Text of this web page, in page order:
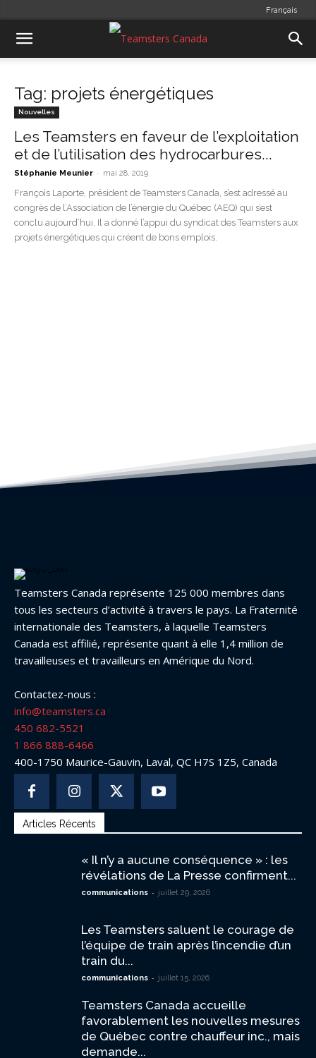
Français
Tag: projets énergétiques
Nouvelles
Les Teamsters en faveur de l’exploitation
et de l’utilisation des hydrocarbures...
Stéphanie Meunier - mai 28, 2019
François Laporte, président de Teamsters Canada, s’est adressé au
congrès de l’Association de l’énergie du Québec (AEQ) qui s’est
conclu aujourd’hui. Il a donné l’appui du syndicat des Teamsters aux
projets énergétiques qui créent de bons emplois.
Teamsters Canada représente 125 000 membres dans
tous les secteurs d’activité à travers le pays. La Fraternité
internationale des Teamsters, à laquelle Teamsters
Canada est affilié, représente quant à elle 1,4 million de
travailleuses et travailleurs en Amérique du Nord.
Contactez-nous :
info@teamsters.ca
450 682-5521
1 866 888-6466
400-1750 Maurice-Gauvin, Laval, QC H7S 1Z5, Canada
Articles Récents
« Il n’y a aucune conséquence » : les
révélations de La Presse confirment...
communications - juillet 29, 2026
Les Teamsters saluent le courage de
l’équipe de train après l’incendie d’un
train du...
communications - juillet 15, 2026
Teamsters Canada accueille
favorablement les nouvelles mesures
de Québec contre chauffeur inc., mais
demande...